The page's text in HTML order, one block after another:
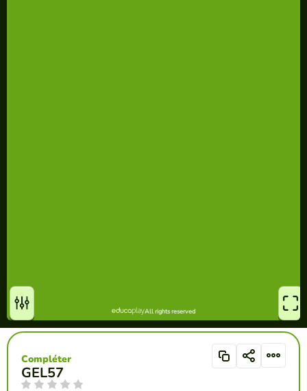
GEL57
Compléter